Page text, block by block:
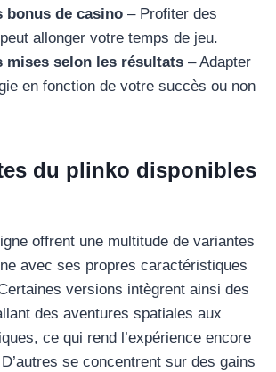
bonus de casino – Profiter des
allonger votre temps de jeu.
mises selon les résultats – Adapter
en fonction de votre succès ou non
du plinko disponibles
offrent une multitude de variantes
avec ses propres caractéristiques
versions intègrent ainsi des
des aventures spatiales aux
ce qui rend l’expérience encore
se concentrent sur des gains